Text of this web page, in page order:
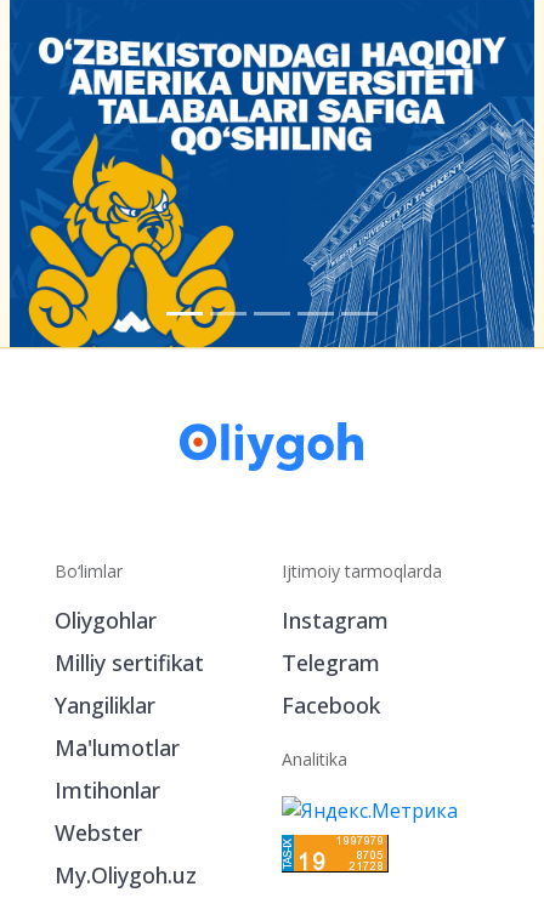
Bo‘limlar
Oliygohlar
Milliy sertifikat
Yangiliklar
Ma'lumotlar
Imtihonlar
Webster
My.Oliygoh.uz
Ijtimoiy tarmoqlarda
Instagram
Telegram
Facebook
Analitika